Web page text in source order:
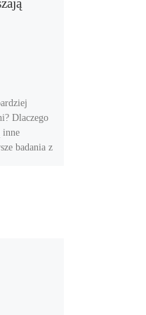
Dlaczego
inne
badania z